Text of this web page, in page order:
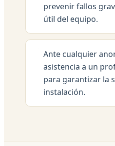
prevenir fallos
útil del equipo.
Ante cualquier
asistencia a un
para garantizar la
instalación.